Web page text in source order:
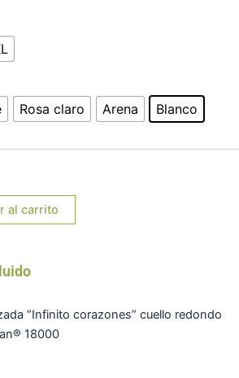
Rosa claro Arena Blanco
al carrito
“Infinito corazones” cuello redondo
18000